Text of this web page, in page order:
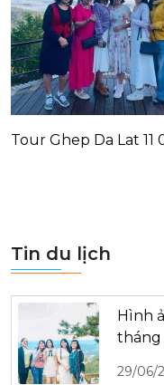
Tour Ghep Da Lat 11
Tin du lịch
Hình
tháng
29/06/